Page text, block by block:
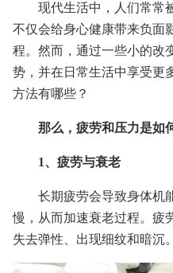
现代生活中，人们常常
不仅会给身心健康带来负面
程。然而，通过一些小的改
势，并在日常生活中享受更
方法有哪些？
那么，疲劳和压力是如
1、疲劳与衰老
长期疲劳会导致身体机
慢，从而加速衰老过程。疲
失去弹性、出现细纹和暗沉。